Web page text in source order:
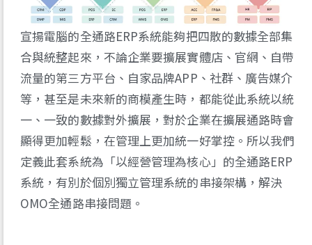
宣揚電腦的全通路ERP系統能夠把四散的數據全部集
合與統整起來，不論企業要擴展實體店、官網、自帶
流量的第三方平台、自家品牌APP、社群、廣告媒介
等，甚至是未來新的商模產生時，都能從此系統以統
一、一致的數據對外擴展，對於企業在擴展通路時會
顯得更加輕鬆，在管理上更加統一好掌控。所以我們
定義此套系統為「以經營管理為核心」的全通路ERP
系統，有別於個別獨立管理系統的串接架構，解決
OMO全通路串接問題。